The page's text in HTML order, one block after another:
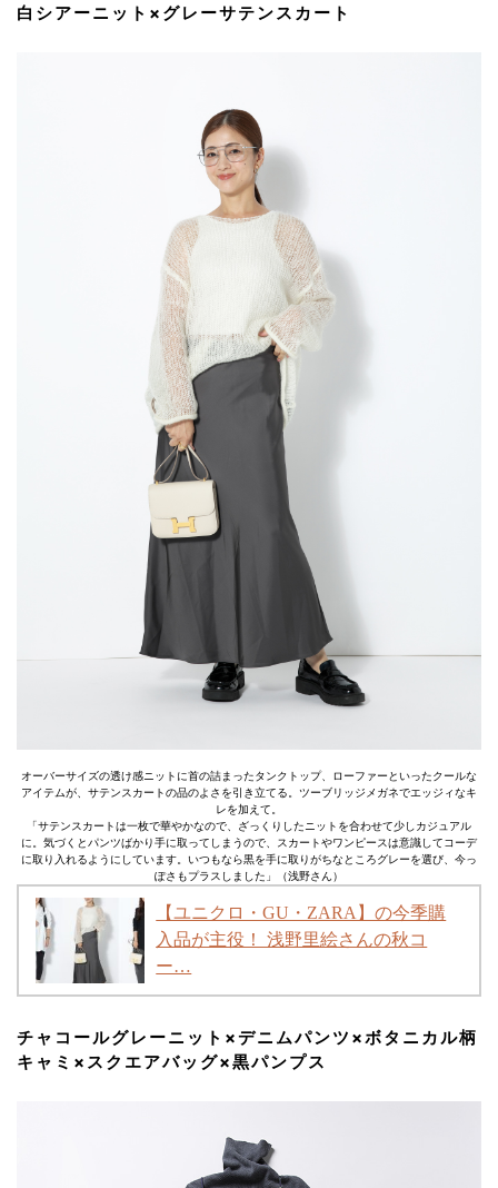
白シアーニット×グレーサテンスカート
オーバーサイズの透け感ニットに首の詰まったタンクトップ、ローファーといったクールな
アイテムが、サテンスカートの品のよさを引き立てる。ツーブリッジメガネでエッジィなキ
レを加えて。
「サテンスカートは一枚で華やかなので、ざっくりしたニットを合わせて少しカジュアル
に。気づくとパンツばかり手に取ってしまうので、スカートやワンピースは意識してコーデ
に取り入れるようにしています。いつもなら黒を手に取りがちなところグレーを選び、今っ
ぽさもプラスしました」（浅野さん）
【ユニクロ・GU・ZARA】の今季購
入品が主役！ 浅野里絵さんの秋コ
ー…
チャコールグレーニット×デニムパンツ×ボタニカル柄
キャミ×スクエアバッグ×黒パンプス